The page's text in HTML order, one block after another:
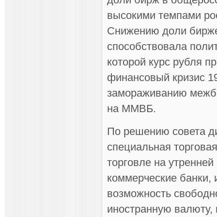
высокими темпами
Снижению доли
способствовала
которой курс рубля
финансовый кризис
замораживанию
на ММВБ.
По решению совета
специальная
торговле на
коммерческие
возможность
иностранную валюту,